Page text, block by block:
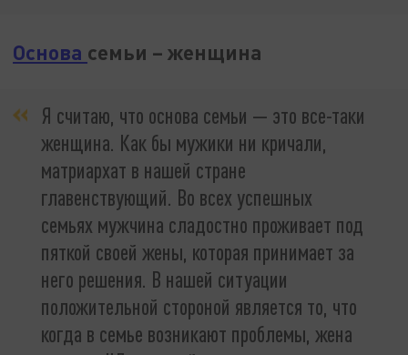
Основа семьи – женщина
Я считаю, что основа семьи — это все-таки
женщина. Как бы мужики ни кричали,
матриархат в нашей стране
главенствующий. Во всех успешных
семьях мужчина сладостно проживает под
пяткой своей жены, которая принимает за
него решения. В нашей ситуации
положительной стороной является то, что
когда в семье возникают проблемы, жена